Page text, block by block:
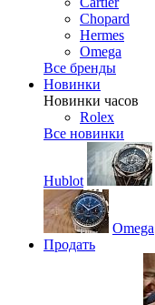
Chopard
Hermes
Omega
Все бренды
Новинки
Новинки часов
Rolex
Все новинки
Hublot
Omega
Продать